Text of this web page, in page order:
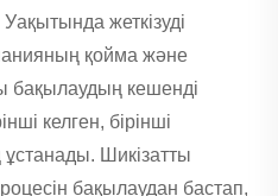
Уақытында жеткізуді
қойма және
бақылаудың кешенді
келген, бірінші
Шикізатты
бақылаудан бастап,